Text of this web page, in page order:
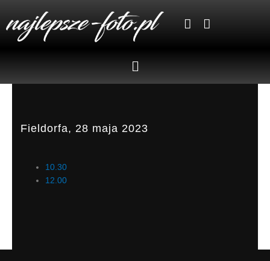
content
Menu
Fieldorfa, 28 maja 2023
10.30
12.00